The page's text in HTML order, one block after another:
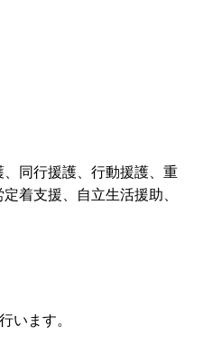
、同行援護、行動援護、重
着支援、自立生活援助、
います。